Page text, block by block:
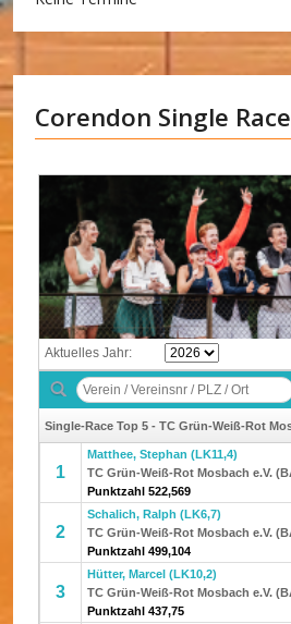
Corendon Single Race